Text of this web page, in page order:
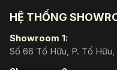
HỆ THỐNG
Showroom 1:
Số 66 Tố Hữu, P. Tố